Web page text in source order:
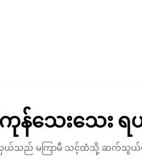
သေးသေး ရ
ယ်သည် မကြာမီ သင့်ထံသို့ ဆက်သွယ်ပ